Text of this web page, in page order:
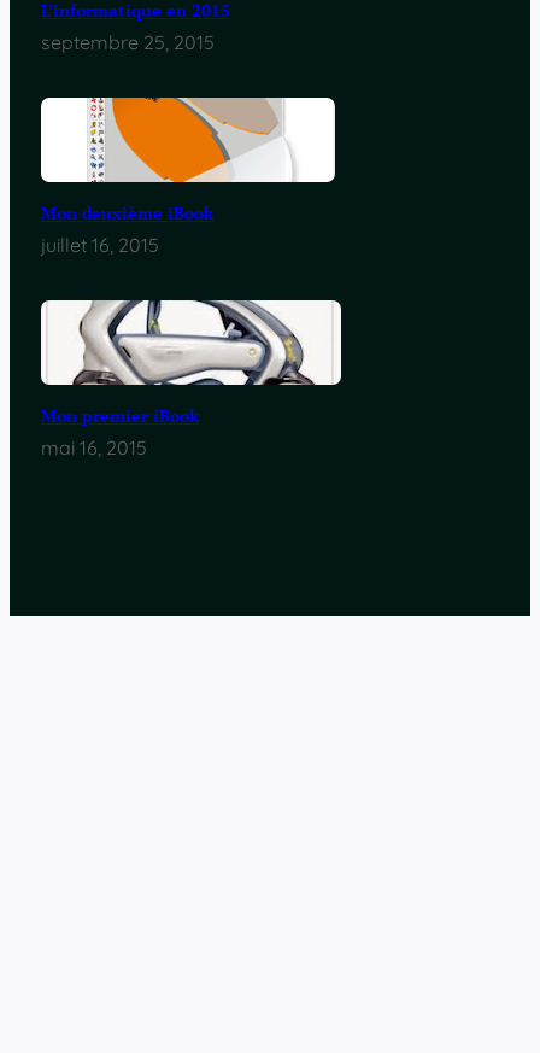
L’informatique en 2015
septembre 25, 2015
Mon deuxième iBook
juillet 16, 2015
Mon premier iBook
mai 16, 2015